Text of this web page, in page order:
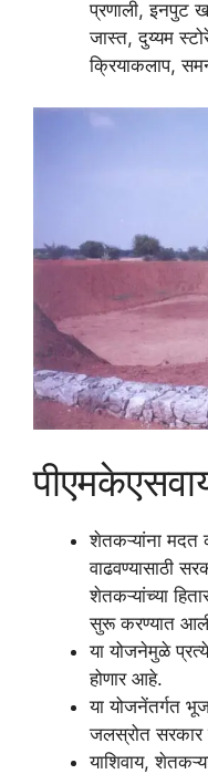
प्रणाली, इनपुट
जास्त, दुय्यम
क्रियाकलाप,
शेतकऱ्यांना मदत
वाढवण्यासाठी
शेतकऱ्यांच्या
सुरू करण्यात
या योजनेमुळे
होणार आहे.
या योजनेंतर्गत
जलस्रोत
याशिवाय,